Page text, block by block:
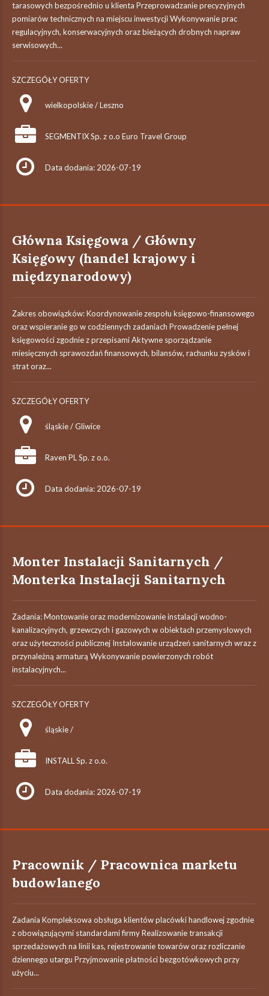
tarasowych bezpośrednio u klienta Przeprowadzanie precyzyjnych
pomiarów technicznych na miejscu inwestycji Wykonywanie prac
regulacyjnych, konserwacyjnych oraz bieżących drobnych napraw
serwisowych...
SZCZEGÓŁY OFERTY
wielkopolskie / Leszno
SEGMENTIX Sp. z o.o Euro Travel Group
Data dodania: 2026-07-19
Główna Księgowa / Główny
Księgowy (handel krajowy i
międzynarodowy)
Zakres obowiązków: Koordynowanie zespołu księgowo-finansowego
oraz wspieranie go w codziennych zadaniach Prowadzenie pełnej
księgowości zgodnie z przepisami Aktywne sporządzanie
miesięcznych sprawozdań finansowych, bilansów, rachunku zysków i
strat oraz...
SZCZEGÓŁY OFERTY
śląskie / Gliwice
Raven PL Sp. z o.o.
Data dodania: 2026-07-19
Monter Instalacji Sanitarnych /
Monterka Instalacji Sanitarnych
Zadania: Montowanie oraz modernizowanie instalacji wodno-
kanalizacyjnych, grzewczych i gazowych w obiektach przemysłowych
oraz użyteczności publicznej Instalowanie urządzeń sanitarnych wraz z
przynależną armaturą Wykonywanie powierzonych robót
instalacyjnych...
SZCZEGÓŁY OFERTY
śląskie /
INSTALL Sp. z o.o.
Data dodania: 2026-07-19
Pracownik / Pracownica marketu
budowlanego
Zadania Kompleksowa obsługa klientów placówki handlowej zgodnie
z obowiązującymi standardami firmy Realizowanie transakcji
sprzedażowych na linii kas, rejestrowanie towarów oraz rozliczanie
dziennego utargu Przyjmowanie płatności bezgotówkowych przy
użyciu...